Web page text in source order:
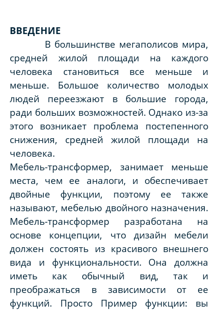
ВВЕДЕНИЕ
В большинстве мегаполисов мира,
средней жилой площади на каждого
человека становиться все меньше и
меньше. Большое количество молодых
людей переезжают в большие города,
ради больших возможностей. Однако из-за
этого возникает проблема постепенного
снижения, средней жилой площади на
человека.
Мебель-трансформер, занимает меньше
места, чем ее аналоги, и обеспечивает
двойные функции, поэтому ее также
называют, мебелью двойного назначения.
Мебель-трансформер разработана на
основе концепции, что дизайн мебели
должен состоять из красивого внешнего
вида и функциональности. Она должна
иметь как обычный вид, так и
преображаться в зависимости от ее
функций. Просто Пример функции: вы